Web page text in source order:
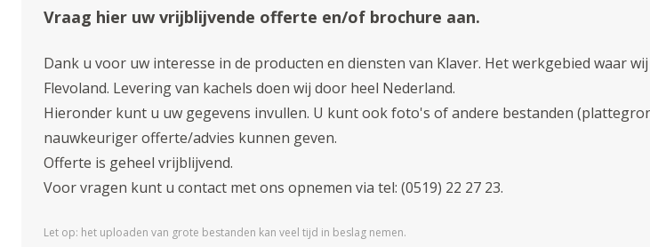
Vraag hier uw vrijblijvende offerte en/of brochure aan.
Dank u voor uw interesse in de producten en diensten van Klaver. Het werkgebied waar
Flevoland. Levering van kachels doen wij door heel Nederland.
Hieronder kunt u uw gegevens invullen. U kunt ook foto's of andere bestanden
nauwkeuriger offerte/advies kunnen geven.
Offerte is geheel vrijblijvend.
Voor vragen kunt u contact met ons opnemen via tel: (0519) 22 27 23.
Let op: het uploaden van grote bestanden kan veel tijd in beslag nemen.